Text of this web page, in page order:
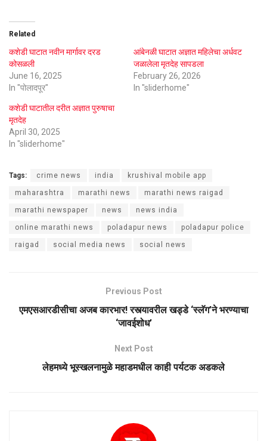
Related
कशेडी घाटात नवीन मार्गावर दरड
कोसळली
June 16, 2025
In "पोलादपूर"
आंबेनळी घाटात अज्ञात महिलेचा अर्धवट
जळालेला मृतदेह सापडला
February 26, 2026
In "sliderhome"
कशेडी घाटातील दरीत अज्ञात पुरुषाचा
मृतदेह
April 30, 2025
In "sliderhome"
Tags: crime news india krushival mobile app
maharashtra marathi news marathi news raigad
marathi newspaper news news india
online marathi news poladapur news poladapur police
raigad social media news social news
Previous Post
एमएसआरडीसीचा अजब कारभार! रस्त्यावरील खड्डे ‘स्लॅग’ने भरण्याचा
‘जावईशोध’
Next Post
लेहमध्ये भूस्खलनामुळे महाडमधील काही पर्यटक अडकले